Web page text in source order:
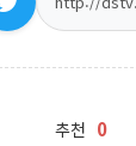
추천 0